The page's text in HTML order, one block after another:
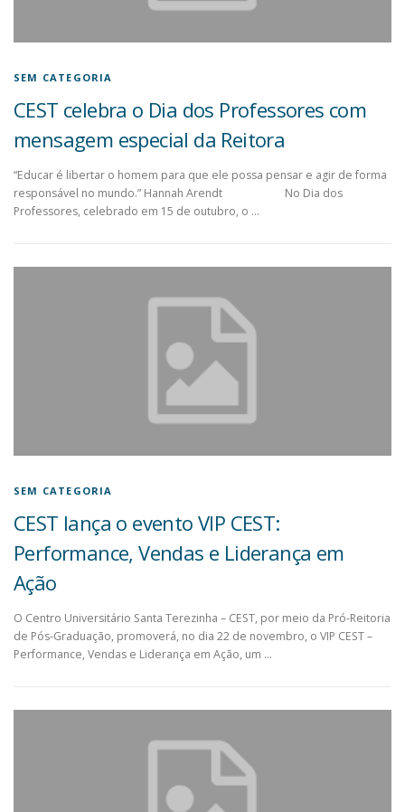
SEM CATEGORIA
CEST celebra o Dia dos Professores com
mensagem especial da Reitora
“Educar é libertar o homem para que ele possa pensar e agir de forma
responsável no mundo.” Hannah Arendt No Dia dos
Professores, celebrado em 15 de outubro, o …
SEM CATEGORIA
CEST lança o evento VIP CEST:
Performance, Vendas e Liderança em
Ação
O Centro Universitário Santa Terezinha – CEST, por meio da Pró-Reitoria
de Pós-Graduação, promoverá, no dia 22 de novembro, o VIP CEST –
Performance, Vendas e Liderança em Ação, um …